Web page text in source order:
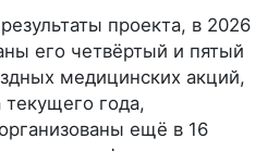
проекта, в 2026
его четвёртый и пятый
медицинских акций,
года,
ещё в 16